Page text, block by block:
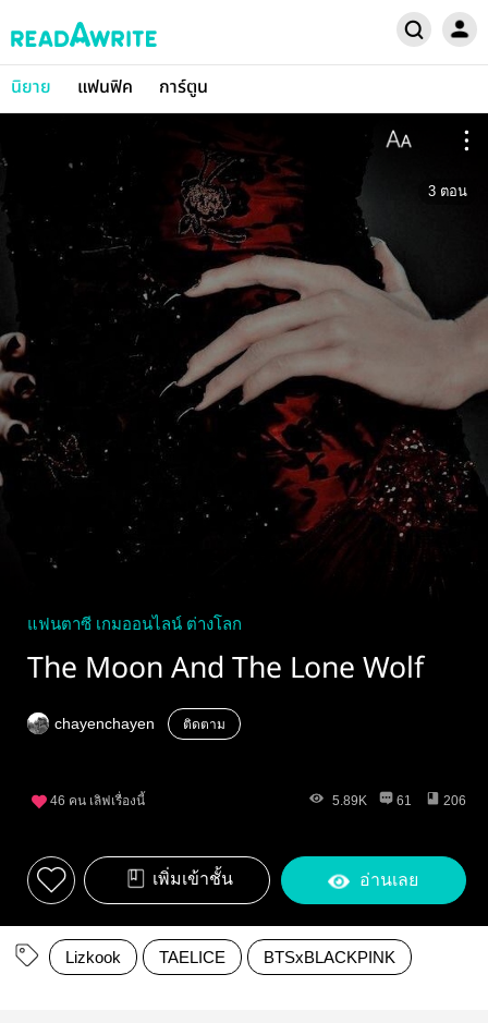
นิยาย แฟนฟิค การ์ตูน
3 ตอน
แฟนตาซี เกมออนไลน์ ต่างโลก
The Moon And The Lone Wolf
chayenchayen ติดตาม
46 คน เลิฟเรื่องนี้ 5.89K 61 206
เพิ่มเข้าชั้น อ่านเลย
Lizkook TAELICE BTSxBLACKPINK